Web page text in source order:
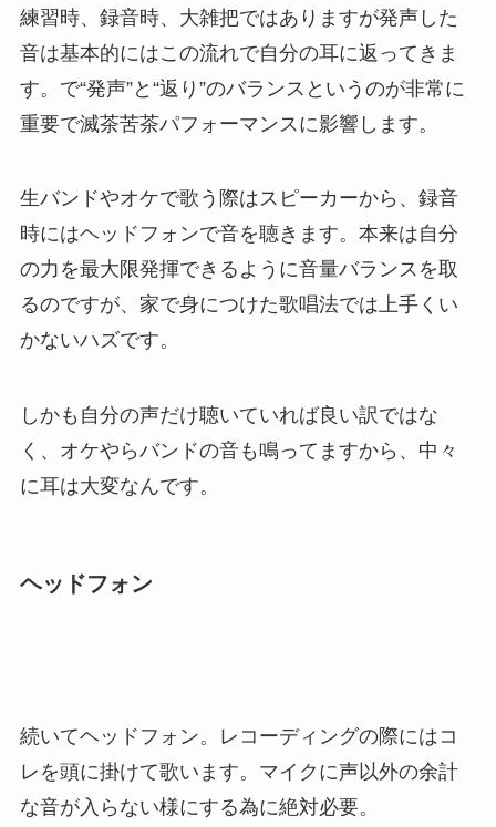
練習時、録音時、大雑把ではありますが発声した
音は基本的にはこの流れで自分の耳に返ってきま
す。で“発声”と“返り”のバランスというのが非常に
重要で滅茶苦茶パフォーマンスに影響します。
生バンドやオケで歌う際はスピーカーから、録音
時にはヘッドフォンで音を聴きます。本来は自分
の力を最大限発揮できるように音量バランスを取
るのですが、家で身につけた歌唱法では上手くい
かないハズです。
しかも自分の声だけ聴いていれば良い訳ではな
く、オケやらバンドの音も鳴ってますから、中々
に耳は大変なんです。
ヘッドフォン
続いてヘッドフォン。レコーディングの際にはコ
レを頭に掛けて歌います。マイクに声以外の余計
な音が入らない様にする為に絶対必要。